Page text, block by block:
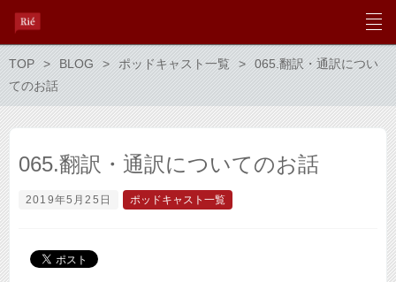
TOP BLOG ポッドキャスト一覧
065.翻訳・通訳につい
てのお話
065.翻訳・通訳についてのお話
2019年5月25日 ポッドキャスト一覧